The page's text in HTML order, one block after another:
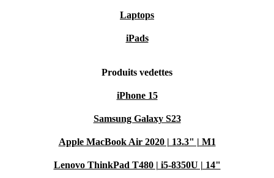
Laptops
iPads
Produits vedettes
iPhone 15
Samsung Galaxy S23
Apple MacBook Air 2020 | 13.3" | M1
Lenovo ThinkPad T480 | i5-8350U | 14"